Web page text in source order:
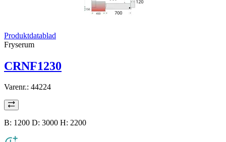
Produktdatablad
Fryserum
CRNF1230
Varenr.: 44224
B: 1200 D: 3000 H: 2200